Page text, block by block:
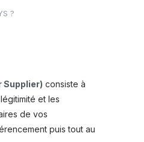
?
Supplier) consiste à
et les
de vos
puis tout au